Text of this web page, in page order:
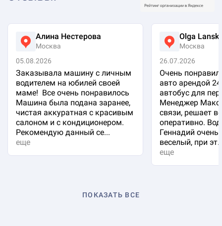
Алина Нестерова
Москва
05.08.2026
Заказывала машину с личным
водителем на юбилей своей
маме! Все очень понравилось
Машина была подана заранее,
чистая аккуратная с красивым
салоном и с кондиционером.
Рекомендую данный се...
еще
Olga
Москва
26.07.2026
Очень
авто арендой
автобус для
Менеджер
связи, решает
оперативно.
Геннадий очень
веселый, при
еще
ПОКАЗАТЬ ВСЕ